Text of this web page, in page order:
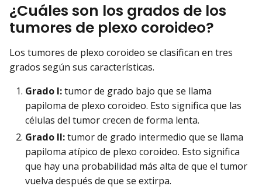
¿Cuáles son los grados de los
tumores de plexo coroideo?
Los tumores de plexo coroideo se clasifican en tres
grados según sus características.
Grado I:tumor de grado bajo que se llama
papiloma de plexo coroideo. Esto significa que las
células del tumor crecen de forma lenta.
Grado II:tumor de grado intermedio que se llama
papiloma atípico de plexo coroideo. Esto significa
que hay una probabilidad más alta de que el tumor
vuelva después de que se extirpa.